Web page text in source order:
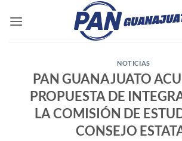
NOTICIAS
PAN GUANAJUATO
PROPUESTA DE
LA COMISIÓN DE
CONSEJO